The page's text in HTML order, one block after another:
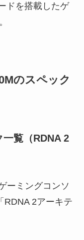
ドを搭載したゲ
のスペック
覧（RDNA 2
ーミングコンソ
RDNA 2アーキテ